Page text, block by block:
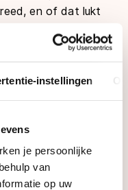
instellingen
je persoonlijke
van
op uw
en of dat lukt
de club namelijk
allerlei acties om
gemeente,
Of het lukt is een
nog niet op."
te promoten